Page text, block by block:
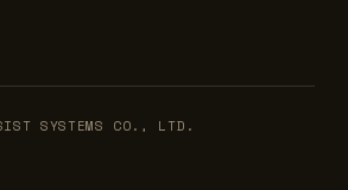
SYSTEMS CO., LTD.